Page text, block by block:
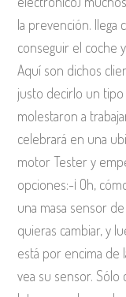
la prevención. llega
conseguir el coche
Aquí son dichos
justo decirlo un
molestaron a
celebrará en una
motor Tester y
opciones:-¡ Oh,
una masa sensor
quieras cambiar, y
está por encima de
vea su sensor. Sólo